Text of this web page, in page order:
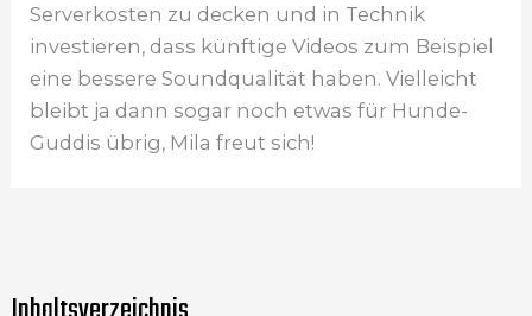
Serverkosten zu decken und in Technik
investieren, dass künftige Videos zum Beispiel
eine bessere Soundqualität haben. Vielleicht
bleibt ja dann sogar noch etwas für Hunde-
Guddis übrig, Mila freut sich!